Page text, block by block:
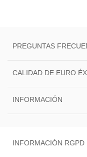
PREGUNTAS
CALIDAD DE EURO
INFORMACIÓN
INFORMACIÓN RGPD